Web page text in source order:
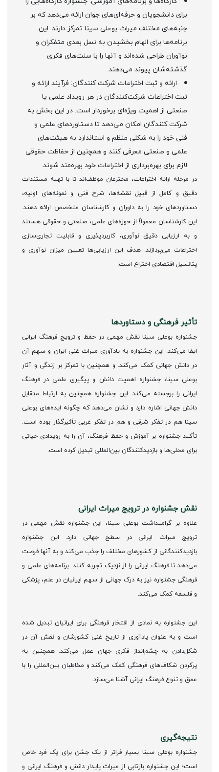
برای دانشجویان و حرفه‌ای‌های جوان ارائه می‌دهد که بر
جنبه‌های مختلف میراث بوعلی سینا تمرکز دارند. این
برنامه‌ها برای الهام بخشیدن به نسل بعدی متفکران و
نوآوران طراحی شده‌اند و آنها را با سنت‌های فکری
گذشته‌شان پیوند می‌دهند.
ارائه و ثبت اختراعات شرکت کنندگان: فرآیند ارائه و
ثبت اختراعات شرکت‌کنندگان در هر رویداد علمی یا
صنعتی از اهمیت ویژه‌ای برخوردار است. در این بخش به
شرکت کنندگان امکان می‌دهد تا دستاوردهای علمی و
فنی خود را به شکلی منظم و استاندارد به هیئت‌های
علمی و صنعتی معرفی کنند و همچنین از حفاظت حقوقی
لازم برای بهره‌برداری از اختراعات خود بهره‌مند شوند.
در مرحله ارائه اختراعات، مخترعان موظف‌اند تا با تهیه مستندات
دقیق و کامل از قبیل نقشه‌ها، شرح فنی و نمونه‌های اولیه،
دستاوردهای خود را به داوران و کارشناسان متخصص ارائه دهند.
این کارشناسان معمولاً از حوزه‌های علمی، صنعتی و حقوقی هستند
و به ارزیابی دقیق نوآوری، کاربردپذیری و قابلیت تجاری‌سازی
اختراعات می‌پردازند. هدف این ارزیابی‌ها تعیین میزان نوآوری و
پتانسیل اقتصادی اختراع است.
تأثیر فرهنگی و دستاوردها
جشنواره بوعلی سینا نقش مهمی در حفظ و ترویج فرهنگ ایرانی
ایفا می‌کند. این جشنواره به یادآوری میراث غنی ایران و سهم آن
در دانش جهانی کمک می‌کند. و همچنین با تمرکز بر زندگی و آثار
بوعلی سینا، جشنواره اهمیت دانش و پیگیری علمی در فرهنگ
ایرانی را برجسته می‌کند. این جشنواره همچنین به ارتباط متقابل
دانش جهانی اشاره دارد و نشان می‌دهد که چگونه ایده‌های بوعلی
سینا هم در تفکر شرقی و هم در تفکر غربی تأثیرگذار بوده است.
تأکید جشنواره بر آموزش و حفظ فرهنگ، آن را به رویدادی حیاتی
برای محلی‌ها و بازدیدکنندگان بین‌المللی تبدیل کرده است.
نقش جشنواره در ترویج میراث ایرانی
علاوه بر گرامیداشت بوعلی سینا، این جشنواره نقش مهمی در
ترویج میراث ایرانی در سطح جهانی دارد. این جشنواره
بازدیدکنندگانی از کشورهای مختلف را جذب می‌کند و به آنها فرصت
می‌دهد تا فرهنگ ایرانی را از نزدیک تجربه کنند. برنامه‌های علمی و
فرهنگی جشنواره نیز به درک جهانی از سهم ایرانیان در علم، پزشکی
و فلسفه کمک می‌کند.
این جشنواره به نمادی از افتخار فرهنگی برای ایرانیان تبدیل شده
است و به عنوان یادآوری از تاریخ غنی کشورشان و نقش آن در
شکل‌دادن به چشم‌انداز فکری جهان عمل می‌کند. همچنین به
پرکردن شکاف‌های فرهنگی کمک می‌کند و مخاطبان بین‌المللی را با
عمق و تنوع فرهنگ ایرانی آشنا می‌سازد.
نتیجه‌گیری
جشنواره بوعلی سینا بسیار فراتر از یک جشن برای یک فرد خاص
است؛ این جشنواره بازتابی از میراث پایدار دانش و فرهنگ ایرانی و